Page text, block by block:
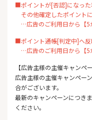
■ポイントが[否認]になっ
その他確定したポイント
…広告のご利用日から【5
■ポイント通帳[判定中]へ
…広告のご利用日から【5
【広告主様の主催キャンペ
広告主様の主催キャンペー
合がございます。
最新のキャンペーンにつき
ください。